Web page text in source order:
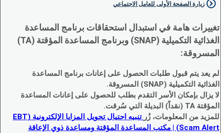
زيارة الصفحة الأولى للعامل الاجتماعي
تغييرات هامة في استبدال استحقاقات برنامج المساعدة
الغذائية التكميلية (SNAP) وبرنامج المساعدة المؤقتة (TA)
المسروقة:
لم يعد يتم قبول طلبات الحصول على إعانات برنامج المساعدة
الغذائية التكميلية (SNAP) المسروقة.
لا يزال بإمكان الأسر التقدم بطلب للحصول على إعانات المساعدة
المؤقتة TA (نقداً) البديلة التي سُرقت.
للمزيد من المعلومات، زُر
تنبيه احتيال تحويل المزايا الإلكترونية (EBT
Scam Alert) | مكتب المساعدة المؤقتة ومساعدة ذوي الإعاقة